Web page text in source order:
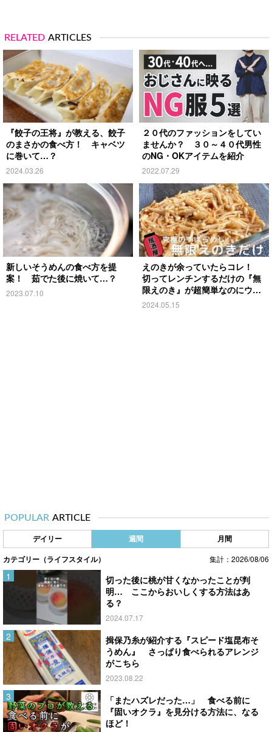
RELATED ARTICLES
『餃子の王将』が教える、餃子
のまさかの食べ方！ キャベツ
に巻いて…？
2024.03.26
２０代のファッションをしてい
ませんか？ ３０～４０代男性
のNG・OKアイテムを紹介
2022.07.29
新しいそうめんの食べ方を提
案！ 茹でた後に焼いて…？
2023.07.10
えのきが余っていたらコレ！
切ってレンチンするだけの『無
限えのき』が超簡単なのにウマ
い
2024.05.15
POPULAR ARTICLE
デイリー 週間 月間
カテゴリー（ライフスタイル） 集計：2026/08/06
切った後に桃が甘くなかったことが判
明… ここからおいしくする方法はあ
る？
2024.07.17
揖保乃糸が紹介する『スピード塩昆布そ
うめん』 さっぱり食べられるアレンジ
がこちら
2023.08.22
「またハズレだった…」 食べる前に
『固いオクラ』を見分ける方法に、なる
ほど！